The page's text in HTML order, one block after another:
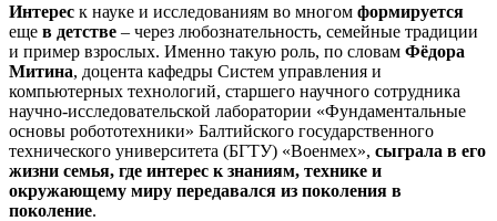
Интерес к науке и исследованиям во многом формируется
еще в детстве – через любознательность, семейные традиции
и пример взрослых. Именно такую роль, по словам Фёдора
Митина, доцента кафедры Систем управления и
компьютерных технологий, старшего научного сотрудника
научно-исследовательской лаборатории «Фундаментальные
основы робототехники» Балтийского государственного
технического университета (БГТУ) «Военмех», сыграла в его
жизни семья, где интерес к знаниям, технике и
окружающему миру передавался из поколения в
поколение.